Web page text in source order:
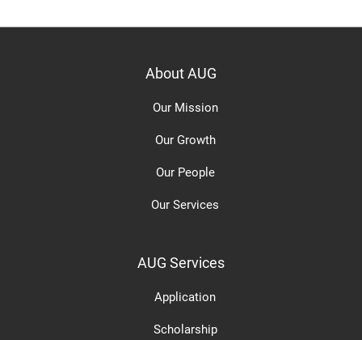
About AUG
Our Mission
Our Growth
Our People
Our Services
AUG Services
Application
Scholarship